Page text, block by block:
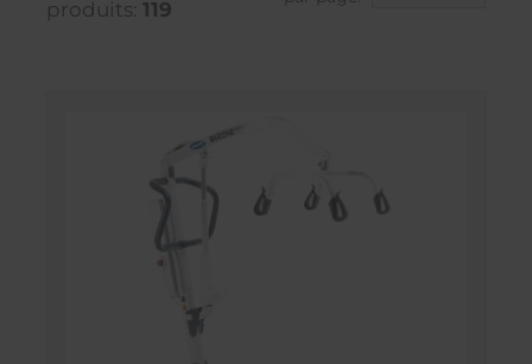
produits: 119